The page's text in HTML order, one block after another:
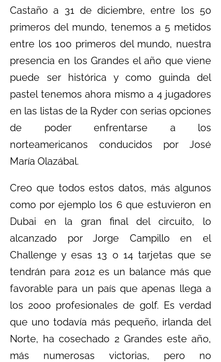
Castaño a 31 de diciembre, entre los 50
primeros del mundo, tenemos a 5 metidos
entre los 100 primeros del mundo, nuestra
presencia en los Grandes el año que viene
puede ser histórica y como guinda del
pastel tenemos ahora mismo a 4 jugadores
en las listas de la Ryder con serias opciones
de poder enfrentarse a los
norteamericanos conducidos por José
María Olazábal.
Creo que todos estos datos, más algunos
como por ejemplo los 6 que estuvieron en
Dubai en la gran final del circuito, lo
alcanzado por Jorge Campillo en el
Challenge y esas 13 o 14 tarjetas que se
tendrán para 2012 es un balance más que
favorable para un país que apenas llega a
los 2000 profesionales de golf. Es verdad
que uno todavía más pequeño, irlanda del
Norte, ha cosechado 2 Grandes este año,
más numerosas victorias, pero no